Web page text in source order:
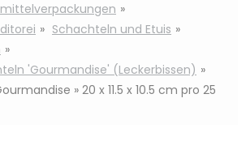
Schachteln und Etuis
'Gourmandise' (Leckerbissen)
» 20 x 11.5 x 10.5 cm pro 25